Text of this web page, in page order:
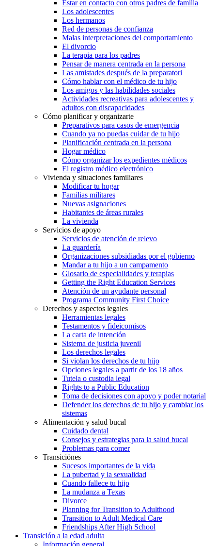
Estar en contacto con otros padres de familia
Los adolescentes
Los hermanos
Red de personas de confianza
Malas interpretaciones del comportamiento
El divorcio
La terapia para los padres
Pensar de manera centrada en la persona
Las amistades después de la preparatori
Cómo hablar con el médico de tu hijo
Los amigos y las habilidades sociales
Actividades recreativas para adolescentes y
adultos con discapacidades
Cómo planificar y organizarte
Preparativos para casos de emergencia
Cuando ya no puedas cuidar de tu hijo
Planificación centrada en la persona
Hogar médico
Cómo organizar los expedientes médicos
El registro médico electrónico
Vivienda y situaciones familiares
Modificar tu hogar
Familias militares
Nuevas asignaciones
Habitantes de áreas rurales
La vivienda
Servicios de apoyo
Servicios de atención de relevo
La guardería
Organizaciones subsidiadas por el gobierno
Mandar a tu hijo a un campamento
Glosario de especialidades y terapias
Getting the Right Education Services
Atención de un ayudante personal
Programa Community First Choice
Derechos y aspectos legales
Herramientas legales
Testamentos y fideicomisos
La carta de intención
Sistema de justicia juvenil
Los derechos legales
Si violan los derechos de tu hijo
Opciones legales a partir de los 18 años
Tutela o custodia legal
Rights to a Public Education
Toma de decisiones con apoyo y poder notarial
Defender los derechos de tu hijo y cambiar los
sistemas
Alimentación y salud bucal
Cuidado dental
Consejos y estrategias para la salud bucal
Problemas para comer
Transiciónes
Sucesos importantes de la vida
La pubertad y la sexualidad
Cuando fallece tu hijo
La mudanza a Texas
Divorce
Planning for Transition to Adulthood
Transition to Adult Medical Care
Friendships After High School
Transición a la edad adulta
Información general